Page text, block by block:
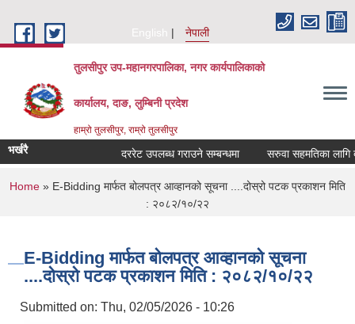
English
नेपाली
तुलसीपुर उप-महानगरपालिका, नगर कार्यपालिकाको
कार्यालय, दाङ, लुम्बिनी प्रदेश
हाम्रो तुलसीपुर, राम्रो तुलसीपुर
भर्खरै दररेट उपलब्ध गराउने सम्बन्धमा सरुवा सहमतिका लागि
You are here
Home » E-Bidding मार्फत बोलपत्र आव्हानको सूचना ....दोस्रो पटक प्रकाशन मिति
: २०८२/१०/२२
E-Bidding मार्फत बोलपत्र आव्हानको सूचना
....दोस्रो पटक प्रकाशन मिति : २०८२/१०/२२
Submitted on: Thu, 02/05/2026 - 10:26